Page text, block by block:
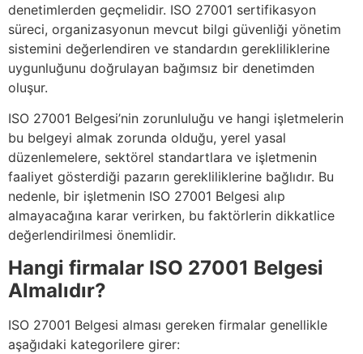
denetimlerden geçmelidir. ISO 27001 sertifikasyon
süreci, organizasyonun mevcut bilgi güvenliği yönetim
sistemini değerlendiren ve standardın gerekliliklerine
uygunluğunu doğrulayan bağımsız bir denetimden
oluşur.
ISO 27001 Belgesi’nin zorunluluğu ve hangi işletmelerin
bu belgeyi almak zorunda olduğu, yerel yasal
düzenlemelere, sektörel standartlara ve işletmenin
faaliyet gösterdiği pazarın gerekliliklerine bağlıdır. Bu
nedenle, bir işletmenin ISO 27001 Belgesi alıp
almayacağına karar verirken, bu faktörlerin dikkatlice
değerlendirilmesi önemlidir.
Hangi firmalar ISO 27001 Belgesi
Almalıdır?
ISO 27001 Belgesi alması gereken firmalar genellikle
aşağıdaki kategorilere girer: